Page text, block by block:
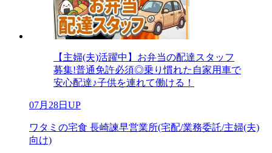
【主婦(夫)活躍中】お弁当の配達スタッフ
募集!普通免許必須◎乗り慣れた自家用車で
安心配達♪子供を連れて働ける！
07月28日UP
ワタミの宅食 長崎諫早営業所(宅配/業務委託/主婦(夫)
向け)